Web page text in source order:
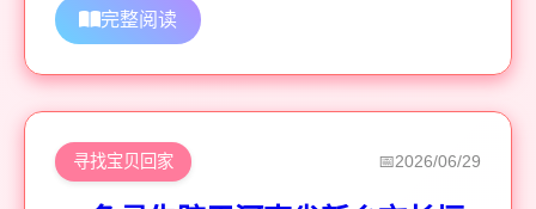
完整阅读
寻找宝贝回家 2026/06/29